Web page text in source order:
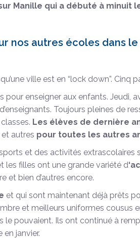
Manille qui a débuté à minuit
nos autres écoles dans
ville est en “lock down”. Cinq
pour enseigner aux enfants. Jeudi,
Toujours pleines de
Les élèves de dernière
autres pour toutes les autres
et des activités
les filles ont une grande variété d
et bien d’autres encore.
et qui sont maintenant déjà prêts
et meilleurs uniformes cousus
pouvaient. Ils ont continué à
janvier.